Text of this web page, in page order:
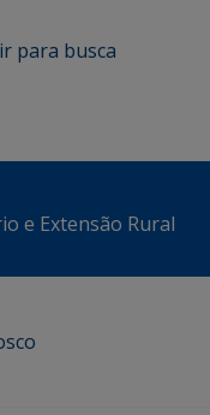
ir para busca
e Extensão Rural